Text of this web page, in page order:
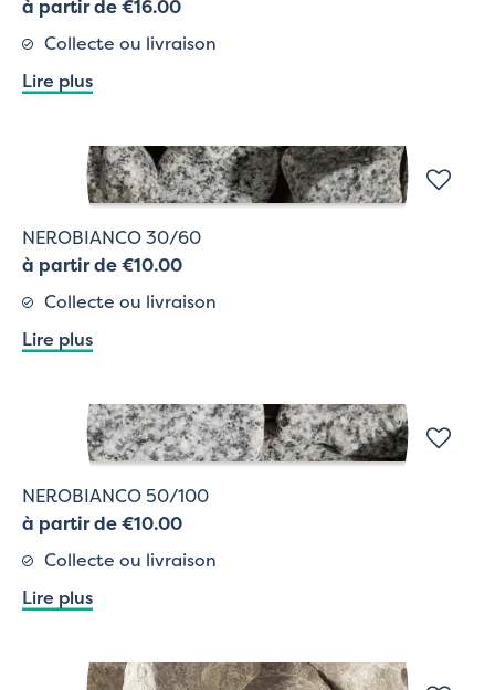
à partir de €16.00
Collecte ou livraison
Lire plus
NEROBIANCO 30/60
à partir de €10.00
Collecte ou livraison
Lire plus
NEROBIANCO 50/100
à partir de €10.00
Collecte ou livraison
Lire plus